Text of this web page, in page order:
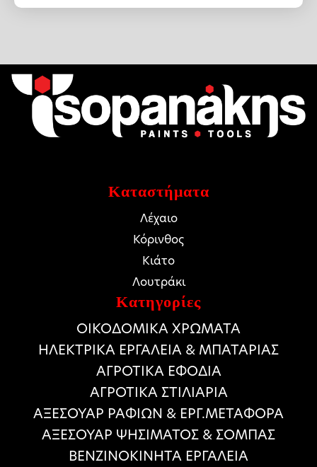
Καταστήματα
Λέχαιο
Κόρινθος
Κιάτο
Λουτράκι
Κατηγορίες
ΟΙΚΟΔΟΜΙΚΑ ΧΡΩΜΑΤΑ
HΛΕΚΤΡΙΚΑ ΕΡΓΑΛΕΙΑ & ΜΠΑΤΑΡΙΑΣ
ΑΓΡΟΤΙΚΑ ΕΦΟΔΙΑ
ΑΓΡΟΤΙΚΑ ΣΤΙΛΙΑΡΙΑ
ΑΞΕΣΟΥΑΡ ΡΑΦΙΩΝ & ΕΡΓ.ΜΕΤΑΦΟΡΑ
ΑΞΕΣΟΥΑΡ ΨΗΣΙΜΑΤΟΣ & ΣΟΜΠΑΣ
ΒΕΝΖΙΝΟΚΙΝΗΤΑ ΕΡΓΑΛΕΙΑ